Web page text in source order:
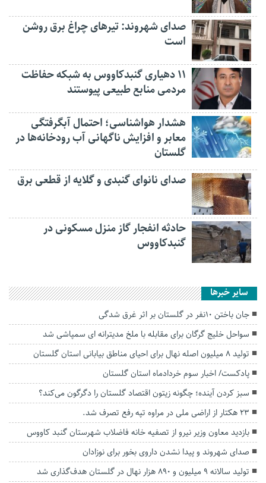
صدای شهروند: تیرهای چراغ برق روشن
است
۱۱ دهیاری گنبدکاووس به شبکه حفاظت
مردمی منابع طبیعی پیوستند
هشدار هواشناسی؛ احتمال آبگرفتگی
معابر و افزایش ناگهانی آب رودخانه‌ها در
گلستان
صدای نانوای گنبدی و گلایه از قطعی برق
حادثه انفجار گاز منزل مسکونی در
گنبدکاووس
سایر خبرها
جان باختن ۱۰نفر در گلستان بر اثر غرق شدگی
سواحل خلیج گرگان برای مقابله با ملخ مدیترانه ای سمپاشی شد
تولید ۸ میلیون اصله نهال برای احیای مناطق بیابانی استان گلستان
پادکست/ اخبار سوم خردادماه استان گلستان
سبز کردن آینده؛ چگونه زیتون اقتصاد گلستان را دگرگون می‌کند؟
۲۳ هکتار از اراضی ملی در مراوه تپه رفع تصرف شد.
بازدید معاون وزیر نیرو از تصفیه خانه فاضلاب شهرستان گنبد کاووس
صدای شهروند و پیدا نشدن داروی بخور برای نوزادان
تولید سالانه ۹ میلیون و ۸۹۰ هزار نهال در گلستان هدف‌گذاری شد